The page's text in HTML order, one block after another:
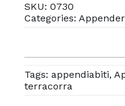
SKU: 0730
Categories:
Tags: appendiabiti,
terracorra